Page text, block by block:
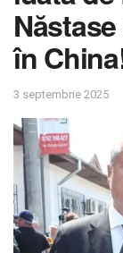
în
3 septembrie 2025